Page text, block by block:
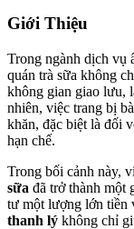
Giới Thiệu
Trong ngành dịch vụ
quán trà sữa không
không gian giao lưu,
nhiên, việc trang bị
khăn, đặc biệt là đối
hạn chế.
Trong bối cảnh này,
sữa đã trở thành một
tư một lượng lớn tiền
thanh lý không chỉ